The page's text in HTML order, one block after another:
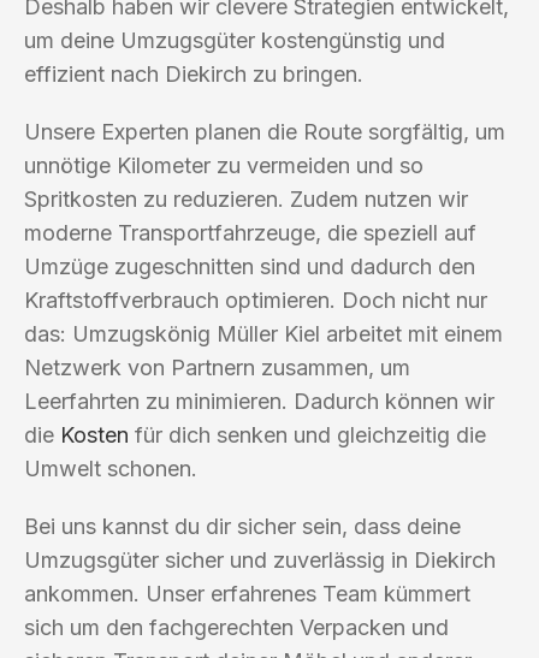
Deshalb haben wir clevere Strategien entwickelt,
um deine Umzugsgüter kostengünstig und
effizient nach Diekirch zu bringen.
Unsere Experten planen die Route sorgfältig, um
unnötige Kilometer zu vermeiden und so
Spritkosten zu reduzieren. Zudem nutzen wir
moderne Transportfahrzeuge, die speziell auf
Umzüge zugeschnitten sind und dadurch den
Kraftstoffverbrauch optimieren. Doch nicht nur
das: Umzugskönig Müller Kiel arbeitet mit einem
Netzwerk von Partnern zusammen, um
Leerfahrten zu minimieren. Dadurch können wir
die Kosten für dich senken und gleichzeitig die
Umwelt schonen.
Bei uns kannst du dir sicher sein, dass deine
Umzugsgüter sicher und zuverlässig in Diekirch
ankommen. Unser erfahrenes Team kümmert
sich um den fachgerechten Verpacken und